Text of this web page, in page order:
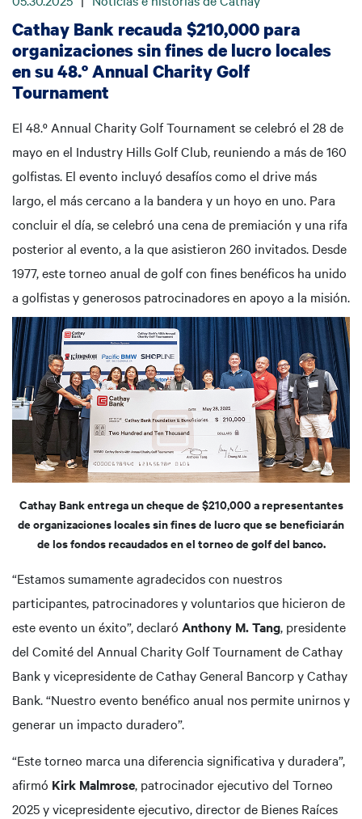
Cathay Bank recauda $210,000 para
organizaciones sin fines de lucro locales
en su 48.º Annual Charity Golf
Tournament
El 48.º Annual Charity Golf Tournament se celebró el 28 de
mayo en el Industry Hills Golf Club, reuniendo a más de 160
golfistas. El evento incluyó desafíos como el drive más
largo, el más cercano a la bandera y un hoyo en uno. Para
concluir el día, se celebró una cena de premiación y una rifa
posterior al evento, a la que asistieron 260 invitados. Desde
1977, este torneo anual de golf con fines benéficos ha unido
a golfistas y generosos patrocinadores en apoyo a la misión.
Cathay Bank entrega un cheque de $210,000 a representantes
de organizaciones locales sin fines de lucro que se beneficiarán
de los fondos recaudados en el torneo de golf del banco.
“Estamos sumamente agradecidos con nuestros
participantes, patrocinadores y voluntarios que hicieron de
este evento un éxito”, declaró Anthony M. Tang, presidente
del Comité del Annual Charity Golf Tournament de Cathay
Bank y vicepresidente de Cathay General Bancorp y Cathay
Bank. “Nuestro evento benéfico anual nos permite unirnos y
generar un impacto duradero”.
“Este torneo marca una diferencia significativa y duradera”,
afirmó Kirk Malmrose, patrocinador ejecutivo del Torneo
2025 y vicepresidente ejecutivo, director de Bienes Raíces